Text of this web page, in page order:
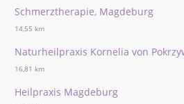
Schmerztherapie, Magdeburg
14,55 km
Naturheilpraxis Kornelia von
16,81 km
Heilpraxis Magdeburg